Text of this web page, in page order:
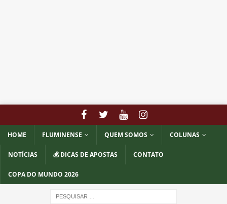
HOME FLUMINENSE QUEM SOMOS COLUNAS
NOTÍCIAS 💰 DICAS DE APOSTAS CONTATO
COPA DO MUNDO 2026